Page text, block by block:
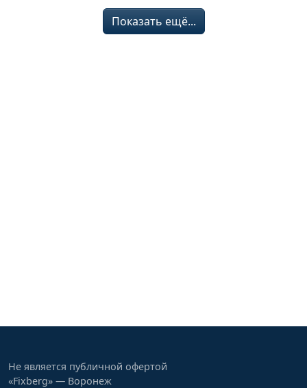
Показать ещё...
Не является публичной офертой
«Fixberg» — Воронеж